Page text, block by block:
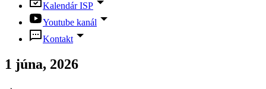
Kalendár ISP
Youtube kanál
Kontakt
1 júna, 2026